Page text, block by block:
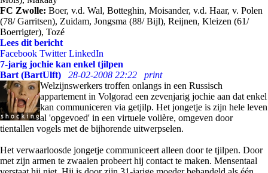
FC Zwolle: Boer, v.d. Wal, Botteghin, Moisander, v.d. Haar, v. Polen
(78/ Garritsen), Zuidam, Jongsma (88/ Bijl), Reijnen, Kleizen (61/
Boerrigter), Tozé
Lees dit bericht
Facebook Twitter LinkedIn
7-jarig jochie kan enkel tjilpen
Bart (BartUlft)
28-02-2008 22:22
print
Welzijnswerkers troffen onlangs in een Russisch
appartement in Volgorad een zevenjarig jochie aan dat enkel
kan communiceren via getjilp. Het jongetje is zijn hele leven
al 'opgevoed' in een virtuele volière, omgeven door
tientallen vogels met de bijhorende uitwerpselen.
Het verwaarloosde jongetje communiceert alleen door te tjilpen. Door
met zijn armen te zwaaien probeert hij contact te maken. Mensentaal